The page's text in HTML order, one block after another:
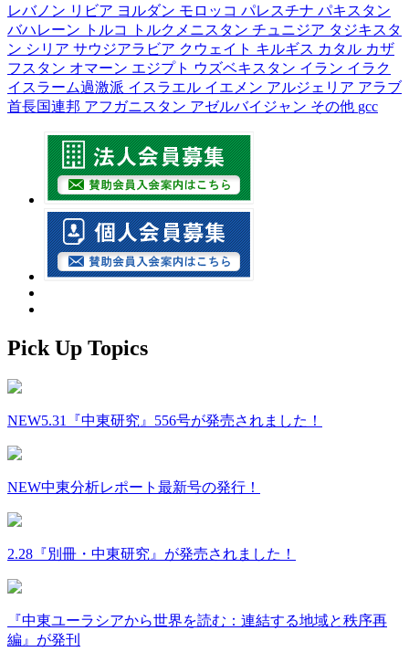
レバノン リビア ヨルダン モロッコ パレスチナ パキスタン
バハレーン
トルコ トルクメニスタン チュニジア タジキスタ
ン シリア サウジアラビア クウェイト キルギス カタル カザ
フスタン オマーン エジプト ウズベキスタン イラン イラク
イスラーム過激派 イスラエル イエメン アルジェリア アラブ
首長国連邦 アフガニスタン アゼルバイジャン その他 gcc
Pick Up Topics
NEW5.31『中東研究』556号が発売されました！
NEW中東分析レポート最新号の発行！
2.28『別冊・中東研究』が発売されました！
『中東ユーラシアから世界を読む：連結する地域と秩序再
編』が発刊